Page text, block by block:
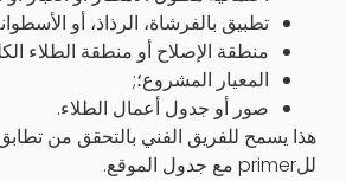
تطبيق بالفرشاة، الرذاذ، أو
منطقة الإصلاح أو منطقة الطلاء
المعيار المشروع؛;
صور أو جدول أعمال الطلاء.
هذا يسمح للفريق الفني بالتحقق من تطابق
للprimer مع جدول الموقع.